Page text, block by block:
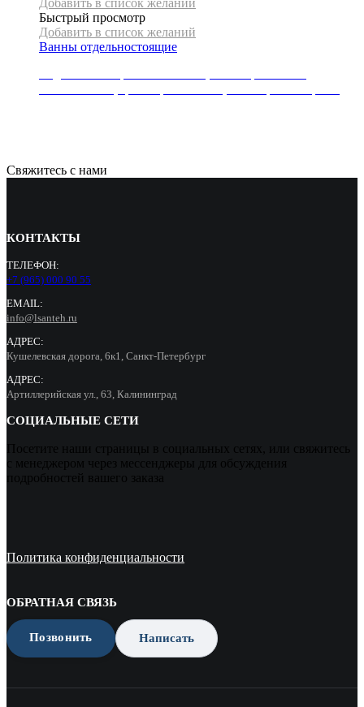
Быстрый просмотр
Добавить в список желаний
Ванны отдельностоящие
Свяжитесь с нами
КОНТАКТЫ
ТЕЛЕФОН:
+7 (965) 000 90 55
EMAIL:
info@lsanteh.ru
АДРЕС:
Кушелевская дорога, 6к1, Санкт-Петербург
АДРЕС:
Артиллерийская ул., 63, Калининград
СОЦИАЛЬНЫЕ СЕТИ
Посетите наши страницы в социальных сетях, или свяжитесь
с менеджером через мессенджеры для обсуждения
подробностей вашего заказа
Политика конфиденциальности
ОБРАТНАЯ СВЯЗЬ
Позвонить Написать